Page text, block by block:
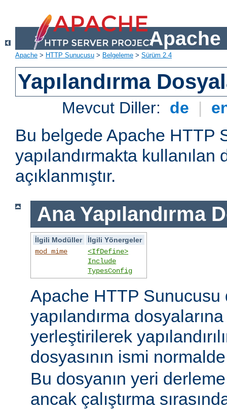
Apache
Apache > HTTP Sunucusu > Belgeleme > Sürüm 2.4
Yapılandırma
Mevcut Diller: de |
Bu belgede Apache HTTP
yapılandırmakta kullanılan
açıklanmıştır.
Ana Yapılandırma
İlgili Modüller
İlgili Yönergeler
mod_mime
<IfDefine>
Include
TypesConfig
Apache HTTP Sunucusu
yapılandırma
yerleştirilerek
dosyasının ismi
Bu dosyanın yeri
ancak çalıştırma